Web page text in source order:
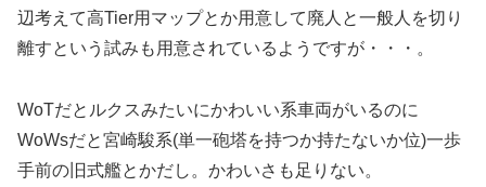
辺考えて高Tier用マップとか用意して廃人と一般人を切り
離すという試みも用意されているようですが・・・。
WoTだとルクスみたいにかわいい系車両がいるのに
WoWsだと宮崎駿系(単一砲塔を持つか持たないか位)一歩
手前の旧式艦とかだし。かわいさも足りない。